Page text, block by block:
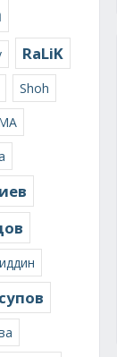
RaLiK
Shoh